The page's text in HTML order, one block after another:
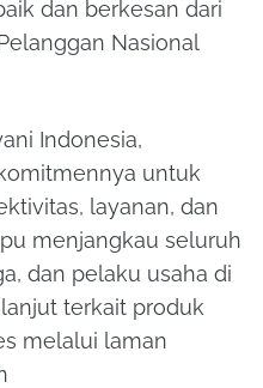
dan berkesan dari
Nasional
Indonesia,
untuk
layanan, dan
menjangkau seluruh
dan pelaku usaha di
terkait produk
melalui laman